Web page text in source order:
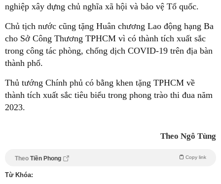
nghiệp xây dựng chủ nghĩa xã hội và bảo vệ Tổ quốc.
Chủ tịch nước cũng tặng Huân chương Lao động hạng Ba
cho Sở Công Thương TPHCM vì có thành tích xuất sắc
trong công tác phòng, chống dịch COVID-19 trên địa bàn
thành phố.
Thủ tướng Chính phủ có bằng khen tặng TPHCM về
thành tích xuất sắc tiêu biểu trong phong trào thi đua năm
2023.
Theo Ngô Tùng
Theo Tiền Phong Copy link
Từ Khóa: